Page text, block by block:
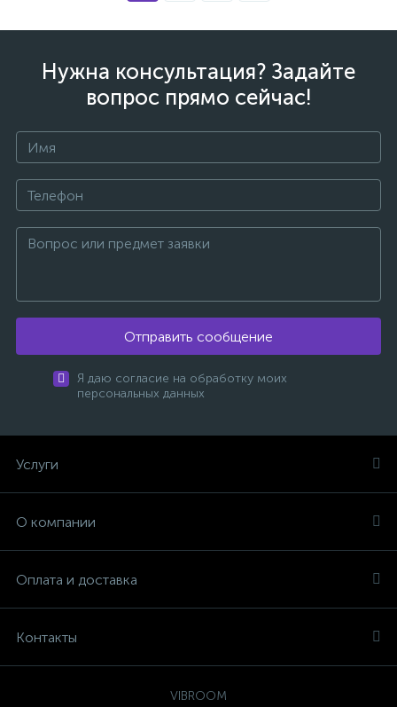
Нужна консультация? Задайте
вопрос прямо сейчас!
Отправить сообщение
Я даю согласие на обработку моих
персональных данных
Услуги
О компании
Оплата и доставка
Контакты
VIBROOM